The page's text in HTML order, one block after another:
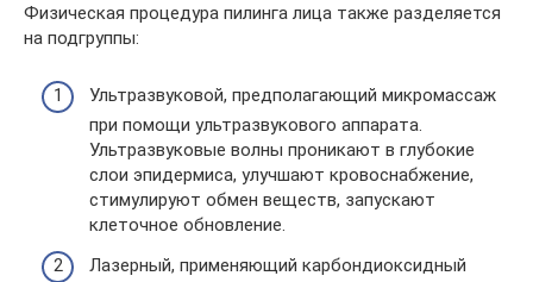
Физическая процедура пилинга лица также разделяется
на подгруппы:
Ультразвуковой, предполагающий микромассаж
при помощи ультразвукового аппарата.
Ультразвуковые волны проникают в глубокие
слои эпидермиса, улучшают кровоснабжение,
стимулируют обмен веществ, запускают
клеточное обновление.
Лазерный, применяющий карбондиоксидный